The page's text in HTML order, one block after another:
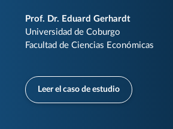
Prof. Dr. Eduard Gerhardt
Universidad de Coburgo
Facultad de Ciencias Económicas
Leer el caso de estudio